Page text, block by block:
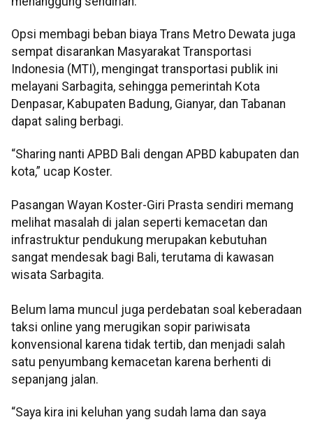
Opsi membagi beban biaya Trans Metro Dewata juga
sempat disarankan Masyarakat Transportasi
Indonesia (MTI), mengingat transportasi publik ini
melayani Sarbagita, sehingga pemerintah Kota
Denpasar, Kabupaten Badung, Gianyar, dan Tabanan
dapat saling berbagi.
“Sharing nanti APBD Bali dengan APBD kabupaten dan
kota,” ucap Koster.
Pasangan Wayan Koster-Giri Prasta sendiri memang
melihat masalah di jalan seperti kemacetan dan
infrastruktur pendukung merupakan kebutuhan
sangat mendesak bagi Bali, terutama di kawasan
wisata Sarbagita.
Belum lama muncul juga perdebatan soal keberadaan
taksi online yang merugikan sopir pariwisata
konvensional karena tidak tertib, dan menjadi salah
satu penyumbang kemacetan karena berhenti di
sepanjang jalan.
“Saya kira ini keluhan yang sudah lama dan saya